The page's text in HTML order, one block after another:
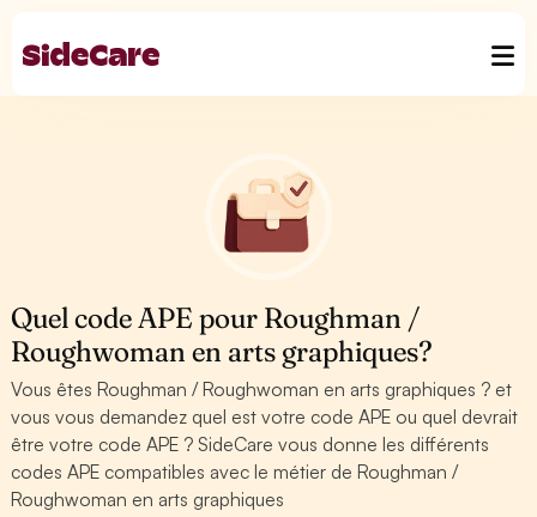
Quel code APE pour Roughman /
Roughwoman en arts graphiques?
Vous êtes Roughman / Roughwoman en arts graphiques ? et
vous vous demandez quel est votre code APE ou quel devrait
être votre code APE ? SideCare vous donne les différents
codes APE compatibles avec le métier de Roughman /
Roughwoman en arts graphiques